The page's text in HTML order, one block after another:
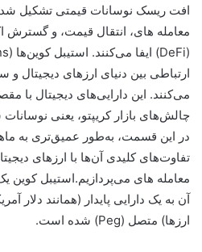
افت ریسک نوسانات قیمتی تشکیل
معامله های، انتقال قیمت، و گسترش
ارتباطی بین دنیای ارزهای دیجیتال
می‌کنند. این دارایی‌های دیجیتال با
چالش‌های بازار کریپتو، یعنی
در این قسمت، به‌طور عمیق‌تری به
تفاوت‌های کلیدی آن‌ها با ارزهای
معامله های می‌پردازیم.استیبل کوین
آن به یک دارایی پایدار (همانند دلار
ارزها) متصل (Peg) شده است.